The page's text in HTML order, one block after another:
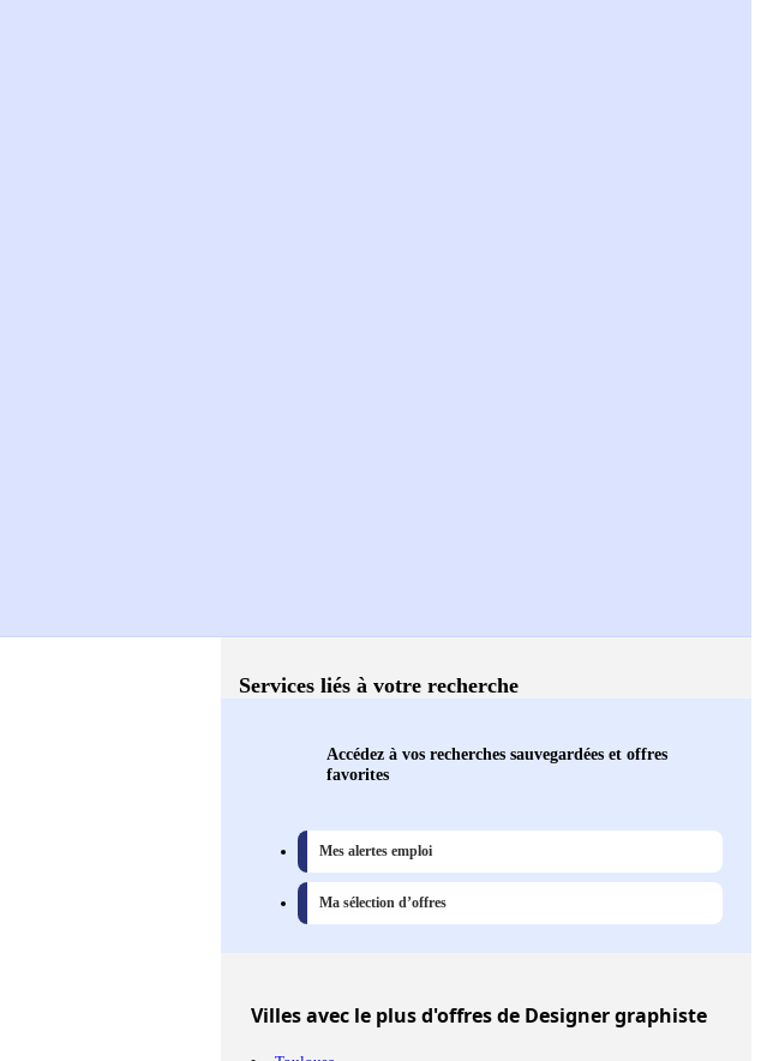
Services liés à votre recherche
Accédez à vos recherches sauvegardées et offres
favorites
Mes alertes emploi
Ma sélection d’offres
Villesavec le plus d'offres de Designer graphiste